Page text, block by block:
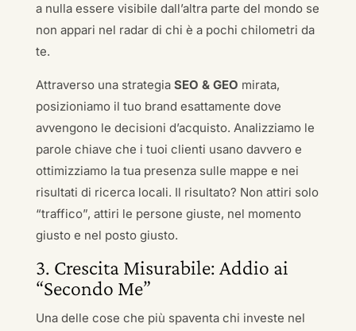
a nulla essere visibile dall’altra parte del mondo se
non appari nel radar di chi è a pochi chilometri da
te.
Attraverso una strategia SEO & GEO mirata,
posizioniamo il tuo brand esattamente dove
avvengono le decisioni d’acquisto. Analizziamo le
parole chiave che i tuoi clienti usano davvero e
ottimizziamo la tua presenza sulle mappe e nei
risultati di ricerca locali. Il risultato? Non attiri solo
“traffico”, attiri le persone giuste, nel momento
giusto e nel posto giusto.
3. Crescita Misurabile: Addio ai
“Secondo Me”
Una delle cose che più spaventa chi investe nel